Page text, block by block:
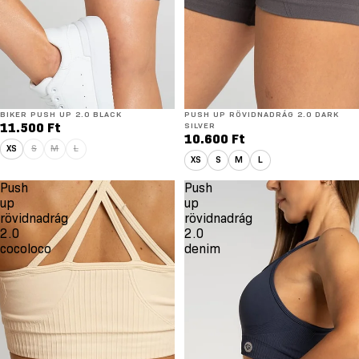
BIKER PUSH UP 2.0 BLACK
11.500 Ft
XS S M L
PUSH UP RÖVIDNADRÁG 2.0 DARK
SILVER
10.600 Ft
XS S M L
Push
up
rövidnadrág
2.0
cocoloco
Push
up
rövidnadrág
2.0
denim